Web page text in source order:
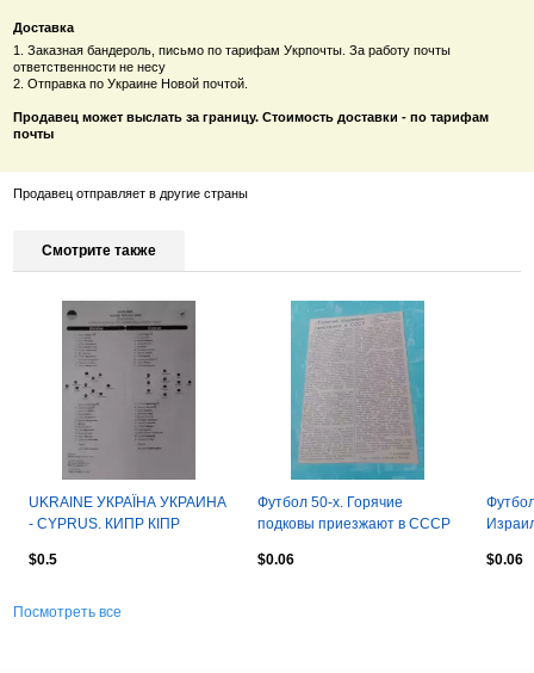
Доставка
1. Заказная бандероль, письмо по тарифам Укрпочты. За работу почты
ответственности не несу
2. Отправка по Украине Новой почтой.
Продавец может выслать за границу. Стоимость доставки - по тарифам
почты
Продавец отправляет в другие страны
Смотрите также
UKRAINE УКРАЇНА УКРАИНА
- CYPRUS. КИПР КІПР
скидки 30%
$0.5
Футбол 50-х. Горячие
подковы приезжают в СССР
$0.06 $0.06
Посмотреть все